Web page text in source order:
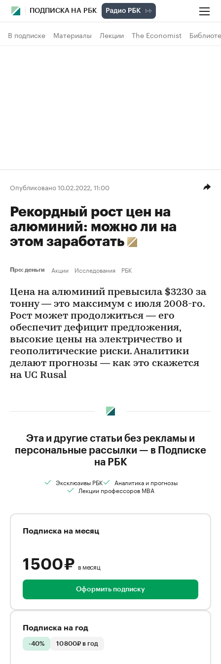
ПОДПИСКА НА РБК
В подписке Материалы Лекции The Economist
Опубликовано 10.02.2022, 11:00
Рекордный рост цен на
алюминий: можно ли на
этом заработать
Про: деньги Акции Исследования РБК
Цена на алюминий превысила $3230 за
тонну — это максимум с июля 2008-го.
Рост может продолжиться — его
обеспечит дефицит предложения,
высокие цены на электричество и
геополитические риски. Аналитики
делают прогнозы — как это скажется
на UC Rusal
Эта и другие статьи без рекламы и
персональные рассылки — в Подписке
на РБК
Эксклюзивы РБК
Аналитика и прогнозы
Лекции профессоров MBA
Подписка на месяц
1 500 ₽ в месяц
Оформить подписку
Подписка на год
-40% 10 800₽ в год